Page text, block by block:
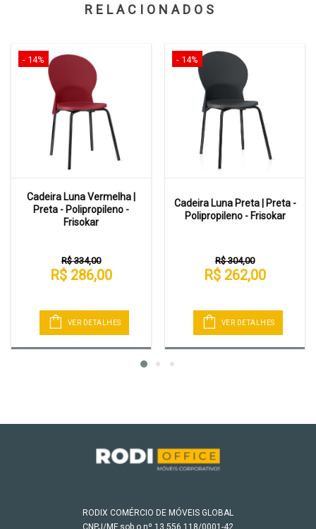
RELACIONADOS
- 14%
Cadeira Luna Vermelha |
Preta - Polipropileno -
Frisokar
R$ 334,00
R$ 286,00
VER DETALHES
- 14%
Cadeira Luna Preta | Preta -
Polipropileno - Frisokar
R$ 304,00
R$ 262,00
VER DETALHES
RODIX COMÉRCIO DE MÓVEIS GLOBAL